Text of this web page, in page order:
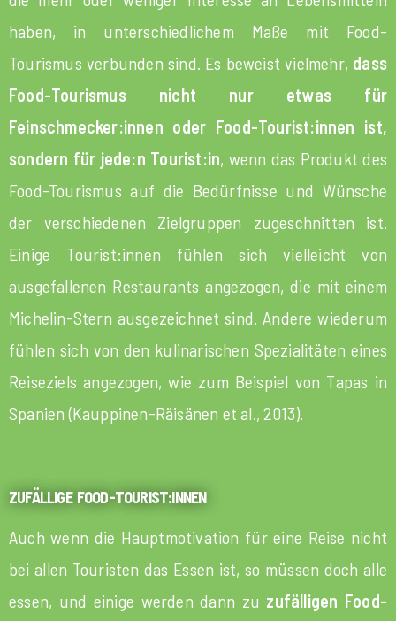
haben, in unterschiedlichem Maße mit Food-
Tourismus verbunden sind. Es beweist vielmehr, dass
Food-Tourismus nicht nur etwas für
Feinschmecker:innen oder Food-Tourist:innen ist,
sondern für jede:n Tourist:in, wenn das Produkt des
Food-Tourismus auf die Bedürfnisse und Wünsche
der verschiedenen Zielgruppen zugeschnitten ist.
Einige Tourist:innen fühlen sich vielleicht von
ausgefallenen Restaurants angezogen, die mit einem
Michelin-Stern ausgezeichnet sind. Andere wiederum
fühlen sich von den kulinarischen Spezialitäten eines
Reiseziels angezogen, wie zum Beispiel von Tapas in
Spanien (Kauppinen-Räisänen et al., 2013).
ZUFÄLLIGE FOOD-TOURIST:INNEN
Auch wenn die Hauptmotivation für eine Reise nicht
bei allen Touristen das Essen ist, so müssen doch alle
essen, und einige werden dann zu zufälligen Food-